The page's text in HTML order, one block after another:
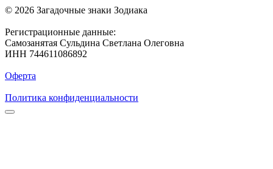
© 2026 Загадочные знаки Зодиака
Регистрационные данные:
Самозанятая Сульдина Светлана Олеговна
ИНН 744611086892
Оферта
Политика конфиденциальности